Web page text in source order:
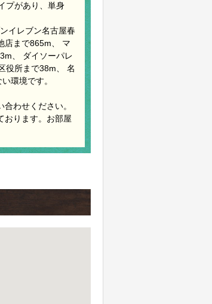
プがあり、単身
イレブン名古屋春
店まで865m、 マ
、 ダイソーパレ
役所まで38m、 名
環境です。
わせください。
おります。お部屋